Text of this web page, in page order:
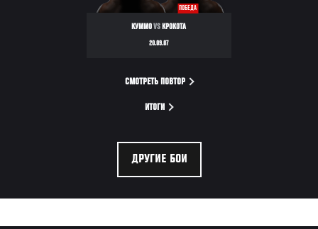
ПОБЕДА
КУММОVS КРОКОТА
20.09.07
СМОТРЕТЬ ПОВТОР
ИТОГИ
ДРУГИЕ БОИ